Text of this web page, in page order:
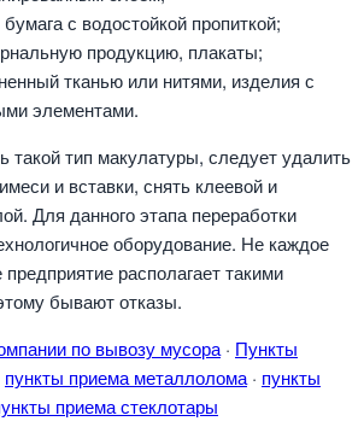
с водостойкой пропиткой;
продукцию, плакаты;
тканью или нитями, изделия с
элементами.
такой тип макулатуры, следует удалить
и вставки, снять клеевой и
Для данного этапа переработки
оборудование. Не каждое
располагает такими
бывают отказы.
по вывозу мусора · Пункты
пункты приема металлолома · пункты
приема стеклотары